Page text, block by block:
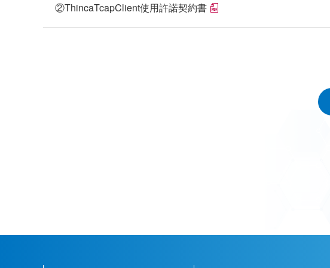
②ThincaTcapClient使用許諾契約書